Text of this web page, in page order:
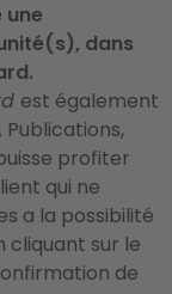
une
dans
est également
Publications,
profiter
qui ne
a la possibilité
cliquant sur le
de